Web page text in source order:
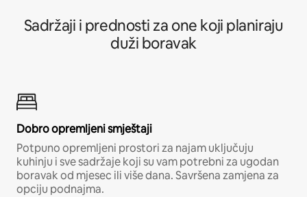
Sadržaji i prednosti za one koji planiraju
duži boravak
Dobro opremljeni smještaji
Potpuno opremljeni prostori za najam uključuju
kuhinju i sve sadržaje koji su vam potrebni za ugodan
boravak od mjesec ili više dana. Savršena zamjena za
opciju podnajma.